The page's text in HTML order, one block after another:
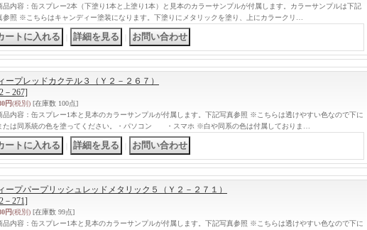
内容：缶スプレー2本（下塗り1本と上塗り1本）と見本のカラーサンプルが付属します。カラーサンプルは下記
参照 ※こちらはキャンディー塗装になります。下塗りにメタリックを塗り、上にカラークリ…
ープレッドカクテル３（Ｙ２－２６７）
－267]
円(税別) [在庫数 100点]
内容：缶スプレー1本と見本のカラーサンプルが付属します。下記写真参照 ※こちらは透けやすい色なので下に
たは同系統の色を塗ってください。・パソコン ・スマホ ※白や同系の色は付属しておりま…
ープパープリッシュレッドメタリック５（Ｙ２－２７１）
－271]
円(税別) [在庫数 99点]
内容：缶スプレー1本と見本のカラーサンプルが付属します。下記写真参照 ※こちらは透けやすい色なので下に